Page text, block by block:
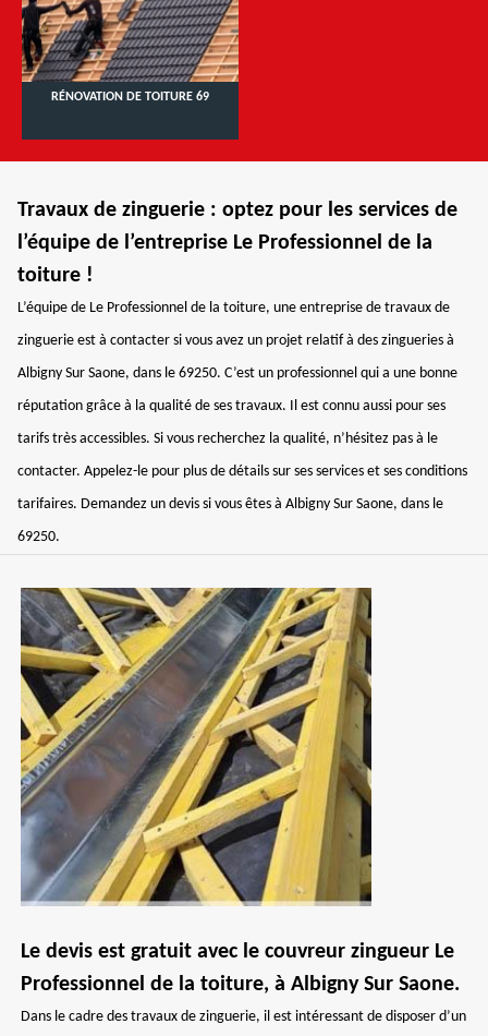
RÉNOVATION DE TOITURE 69
Travaux de zinguerie : optez pour les services de
l’équipe de l’entreprise Le Professionnel de la
toiture !
L’équipe de Le Professionnel de la toiture, une entreprise de travaux de
zinguerie est à contacter si vous avez un projet relatif à des zingueries à
Albigny Sur Saone, dans le 69250. C’est un professionnel qui a une bonne
réputation grâce à la qualité de ses travaux. Il est connu aussi pour ses
tarifs très accessibles. Si vous recherchez la qualité, n’hésitez pas à le
contacter. Appelez-le pour plus de détails sur ses services et ses conditions
tarifaires. Demandez un devis si vous êtes à Albigny Sur Saone, dans le
69250.
Le devis est gratuit avec le couvreur zingueur Le
Professionnel de la toiture, à Albigny Sur Saone.
Dans le cadre des travaux de zinguerie, il est intéressant de disposer d’un